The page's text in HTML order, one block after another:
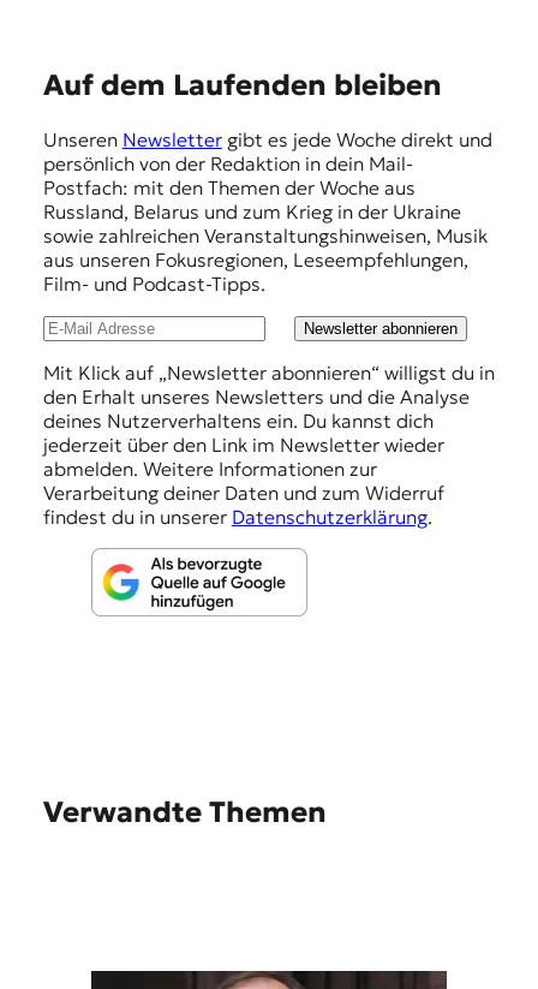
Auf dem Laufenden bleiben
Unseren Newslettergibt es jede Woche direkt und
persönlich von der Redaktion in dein Mail-
Postfach: mit den Themen der Woche aus
Russland, Belarus und zum Krieg in der Ukraine
sowie zahlreichen Veranstaltungshinweisen, Musik
aus unseren Fokusregionen, Leseempfehlungen,
Film- und Podcast-Tipps.
Newsletter abonnieren
Mit Klick auf „Newsletter abonnieren“ willigst du in
den Erhalt unseres Newsletters und die Analyse
deines Nutzerverhaltens ein. Du kannst dich
jederzeit über den Link im Newsletter wieder
abmelden. Weitere Informationen zur
Verarbeitung deiner Daten und zum Widerruf
findest du in unserer Datenschutzerklärung.
Verwandte Themen